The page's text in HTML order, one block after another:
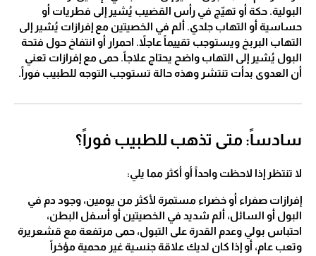
البولية. حكة أو تهيّج في رأس القضيب يُشير إلى فطريات أو
حساسية أو التهاب جلدي. ألم في الخصيتين مع إفرازات يُشير إلى
التهاب البربخ ويستوجب تقييماً عاجلاً. احمرار أو انتفاخ حول فتحة
البول يُشير إلى التهاب واضح يحتاج علاجاً. حمى مع إفرازات تعني
أن العدوى بدأت تنتشر وهذه حالة تستوجب التوجه للطبيب فوراً.
سادساً: متى تذهب للطبيب فوراً؟
لا تنتظر إذا لاحظت واحداً أو أكثر مما يلي:
إفرازات صفراء أو خضراء مستمرة لأكثر من يومين، وجود دم في
البول أو السائل، ألم شديد في الخصيتين أو أسفل البطن،
احتباس بولي وعدم القدرة على التبول، حمى مرتفعة مع قشعريرة
وتعب عام، أو إذا كان لديك علاقة جنسية غير محمية مؤخراً